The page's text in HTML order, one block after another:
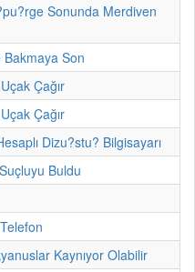
Sonunda Merdiven
Bakmaya Son
Çağır
Çağır
Dizu?stu? Bilgisayarı
Buldu
Kaynıyor Olabilir